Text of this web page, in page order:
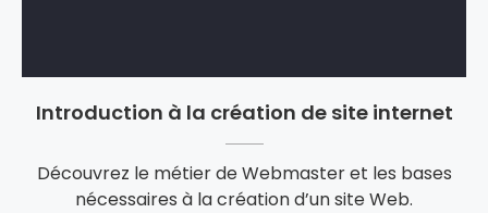
Introduction à la création de site internet
Découvrez le métier de Webmaster et les bases
nécessaires à la création d’un site Web.